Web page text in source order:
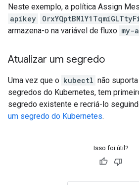
Neste exemplo, a política Assign
apikey
armazena-o na variável de fluxo my-
Atualizar um segredo
Uma vez que o kubectl não
segredos do Kubernetes, tem
segredo existente e recriá-lo
um segredo do Kubernetes.
Isso foi útil?